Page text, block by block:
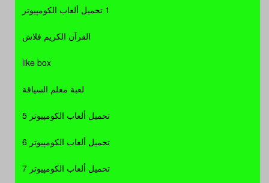
1 تحميل ألعاب الكومپيوتر
القرآن الكريم فلاش
like box
لعبة معلم السياقة
تحميل ألعاب الكومپيوتر 5
تحميل ألعاب الكومپيوتر 6
تحميل ألعاب الكومپيوتر 7